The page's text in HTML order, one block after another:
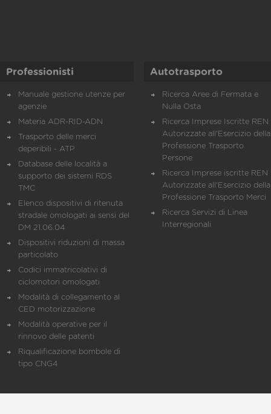
Professionisti
Manuale gestione utenze per
agenzie
Materia ADR-RID-ADN
Trasporto delle merci
deperibili - ATP
Database delle località a
supporto dei sistemi RDS
TMC
Elenco dispositivi di ritenuta
stradale omologati ai sensi del
DM 21.06.04
Dispositivi riduzioni di massa
particolato
Codici immatricolativi di
ciclomotori omologati
Modalità di collegamento al
CED motorizzazione
Modalità operative per il
rinnovo delle patenti
Riqualificazione bombole di
tipo CNG4
Autotrasporto
Ricerca Aree di Fermata e
Nulla Osta
Ricerca Imprese Iscritte REN
Autorizzate all'Esercizio della
Professione Trasporto
Persone
Ricerca Imprese iscritte REN
Autorizzate all'Esercizio della
Professione Trasporto Merci
Ricerca Servizi di Linea
Interregionali